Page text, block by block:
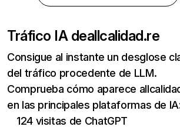
Tráfico IA deallcalidad.re
Consigue al instante un desglose
del tráfico procedente de LLM.
Comprueba cómo aparece
en las principales plataformas de
124 visitas de ChatGPT